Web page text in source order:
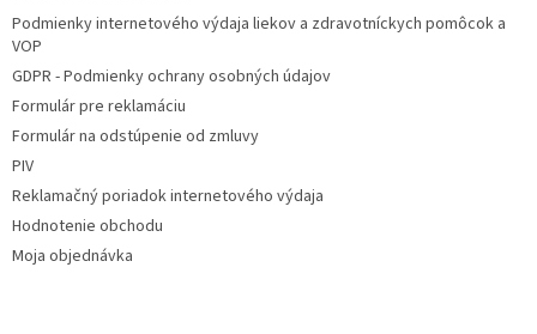
Podmienky internetového výdaja liekov a zdravotníckych pomôcok a
VOP
GDPR - Podmienky ochrany osobných údajov
Formulár pre reklamáciu
Formulár na odstúpenie od zmluvy
PIV
Reklamačný poriadok internetového výdaja
Hodnotenie obchodu
Moja objednávka